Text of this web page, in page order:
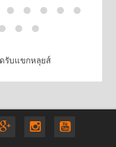
รับแขกหลุยส์